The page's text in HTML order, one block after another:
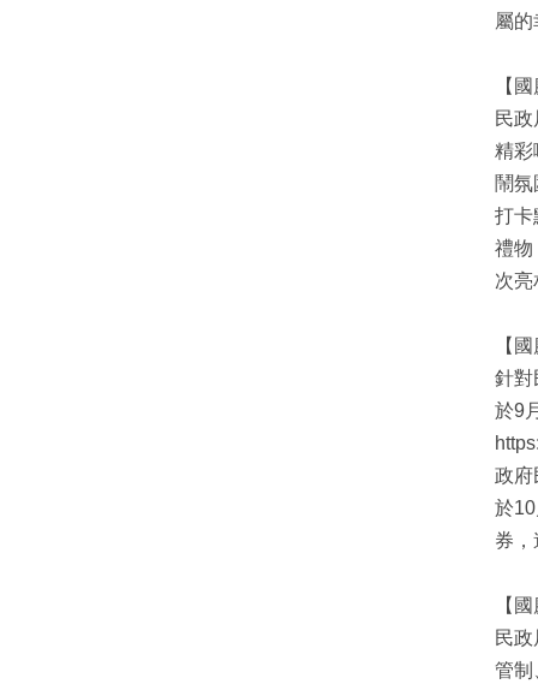
屬
【
民
精彩
鬧
打卡
禮物
次
【
針對
於9
政府
於
券
【
民
管制